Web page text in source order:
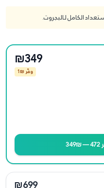
الكامل لـالبجروت.
₪349
وفّر ₪1
—
₪349